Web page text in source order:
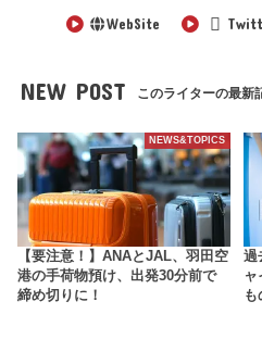
WebSite
NEW POST このライターの最新
NEWS&TOPICS
【要注意！】ANAとJAL、羽田空
港の手荷物預け、出発30分前で
締め切りに！
過
ャ